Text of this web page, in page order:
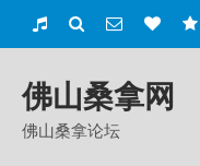
佛山桑拿网
佛山桑拿论坛